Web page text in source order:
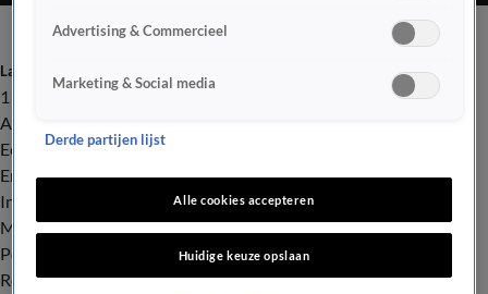
Laatste nieuws
112
Advies & Tips
Economie
Entertainment
Infrastructuur
Milieu en Gezondheid
Politiek
Royalty
Advertising & Commercieel
Marketing & Social media
Derde partijen lijst
Alle cookies accepteren
Huidige keuze opslaan